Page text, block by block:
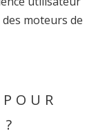
moteurs de